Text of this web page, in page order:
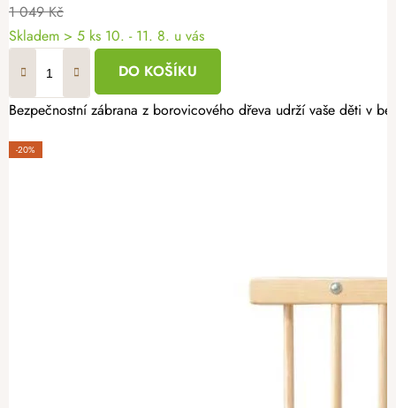
1 049 Kč
Skladem > 5 ks 10. - 11. 8. u vás
DO KOŠÍKU
Bezpečnostní zábrana z borovicového dřeva udrží vaše děti v
-20%